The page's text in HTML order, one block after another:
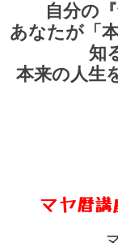
自分の
あなたが「
知
本来の人生
マヤ暦講